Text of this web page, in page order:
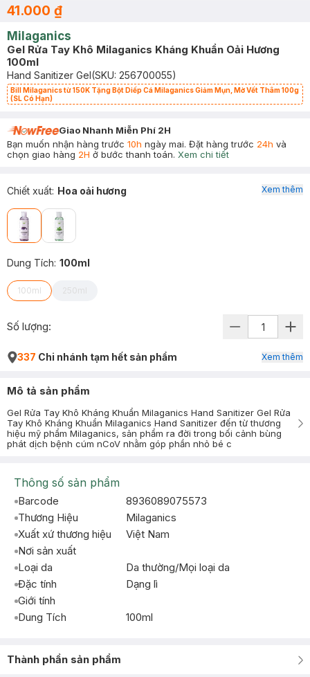
41.000 ₫
Milaganics
Gel Rửa Tay Khô Milaganics Kháng Khuẩn Oải Hương
100ml
Hand Sanitizer Gel(SKU: 256700055)
Bill Milaganics từ 150K Tặng Bột Diếp Cá Milaganics Giảm Mụn, Mờ Vết Thâm 100g
(SL Có Hạn)
Giao Nhanh Miễn Phí 2H
Bạn muốn nhận hàng trước 10h ngày mai. Đặt hàng trước 24h và
chọn giao hàng 2H ở bước thanh toán. Xem chi tiết
Chiết xuất: Hoa oải hương
Dung Tích: 100ml
100ml 250ml
Xem thêm
Số lượng:
337 Chi nhánh tạm hết sản phẩm Xem thêm
Mô tả sản phẩm
Gel Rửa Tay Khô Kháng Khuẩn Milaganics Hand Sanitizer Gel Rửa
Tay Khô Kháng Khuẩn Milaganics Hand Sanitizer đến từ thương
hiệu mỹ phẩm Milaganics, sản phẩm ra đời trong bối cảnh bùng
phát dịch bệnh cúm nCoV nhằm góp phần nhỏ bé c
Thông số sản phẩm
Barcode
8936089075573
Thương Hiệu
Milaganics
Xuất xứ thương hiệu
Việt Nam
Nơi sản xuất
Loại da
Da thường/Mọi loại da
Đặc tính
Dạng lì
Giới tính
Dung Tích
100ml
Thành phần sản phẩm